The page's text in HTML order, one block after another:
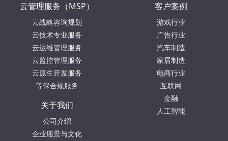
云管理服务（MSP）
云战略咨询规划
云技术专业服务
云运维管理服务
云监控管理服务
云原生开发服务
等保合规服务
客户案例
游戏行业
广告行业
汽车制造
家居制造
电商行业
互联网
金融
人工智能
关于我们
公司介绍
企业愿景与文化